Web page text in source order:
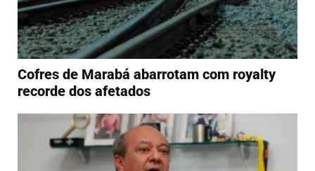
Cofres de Marabá abarrotam com royalty
recorde dos afetados